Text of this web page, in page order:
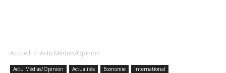
Accueil Actu Médias/Opinion
Actu Médias/Opinion Actualités Economie
International